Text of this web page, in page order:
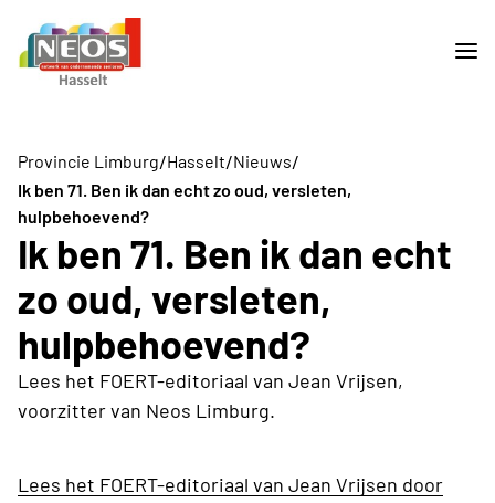
Provincie Limburg/Hasselt/Nieuws/
Ik ben 71. Ben ik dan echt zo oud, versleten,
hulpbehoevend?
Ik ben 71. Ben ik dan echt
zo oud, versleten,
hulpbehoevend?
Lees het FOERT-editoriaal van Jean Vrijsen,
voorzitter van Neos Limburg.
Lees het FOERT-editoriaal van Jean Vrijsen door